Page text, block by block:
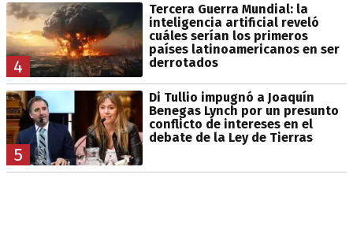
4
Tercera Guerra Mundial: la
inteligencia artificial reveló
cuáles serían los primeros
países latinoamericanos en ser
derrotados
5
Di Tullio impugnó a Joaquín
Benegas Lynch por un presunto
conflicto de intereses en el
debate de la Ley de Tierras